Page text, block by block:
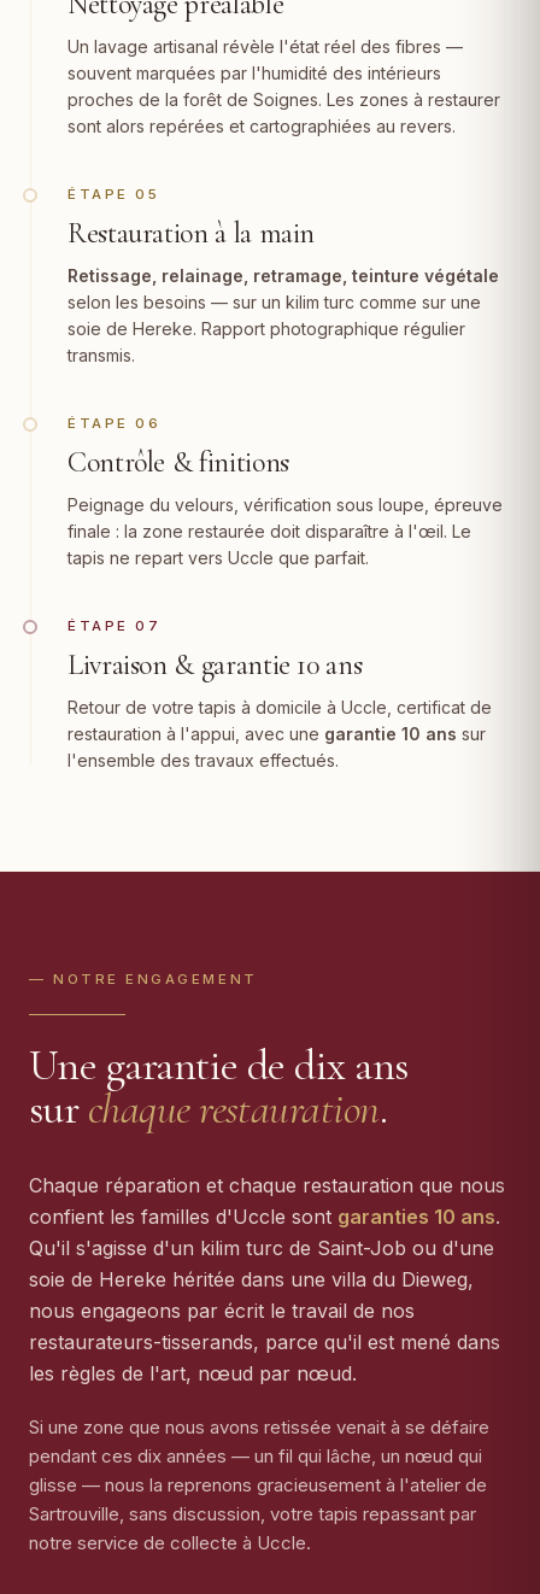
Un lavage artisanal révèle l'état réel des fibres —
souvent marquées par l'humidité des intérieurs
proches de la forêt de Soignes. Les zones à restaurer
sont alors repérées et cartographiées au revers.
ÉTAPE 05
Restauration à la main
Retissage, relainage, retramage , teinture végétale
selon les besoins — sur un kilim turc comme sur une
soie de Hereke. Rapport photographique régulier
transmis.
ÉTAPE 06
Contrôle & finitions
Peignage du velours, vérification sous loupe, épreuve
finale : la zone restaurée doit disparaître à l'œil. Le
tapis ne repart vers Uccle que parfait.
ÉTAPE 07
Livraison & garantie 10 ans
Retour de votre tapis à domicile à Uccle, certificat de
restauration à l'appui, avec une garantie 10 ans sur
l'ensemble des travaux effectués.
— NOTRE ENGAGEMENT
Une garantie de dix ans
surchaque restauration.
Chaque réparation et chaque restauration que nous
confient les familles d'Uccle sont garanties 10 ans.
Qu'il s'agisse d'un kilim turc de Saint-Job ou d'une
soie de Hereke héritée dans une villa du Dieweg,
nous engageons par écrit le travail de nos
restaurateurs-tisserands, parce qu'il est mené dans
les règles de l'art, nœud par nœud.
Si une zone que nous avons retissée venait à se défaire
pendant ces dix années — un fil qui lâche, un nœud qui
glisse — nous la reprenons gracieusement à l'atelier de
Sartrouville, sans discussion, votre tapis repassant par
notre service de collecte à Uccle.